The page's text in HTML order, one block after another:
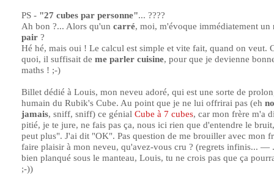
PS - "27 cubes par personne"... ????
Ah bon ?... Alors qu'un carré, moi, m'évoque immédiatement un
pair ?
Hé hé, mais oui ! Le calcul est simple et vite fait, quand on veut.
quoi, il suffisait de me parler cuisine, pour que je devienne
maths ! ;-)
Billet dédié à Louis, mon neveu adoré, qui est une sorte de
humain du Rubik's Cube. Au point que je ne lui offrirai pas (eh
jamais, sniff, sniff) ce génial Cube à 7 cubes, car mon frère m'a
pitié, je te jure, ne fais pas ça, nous ici rien que d'entendre le
peut plus". J'ai dit "OK". Pas question de me brouiller avec mon
faire plaisir à mon neveu, qu'avez-vous cru ? (regrets infinis... —
bien planqué sous le manteau, Louis, tu ne crois pas que ça
;-))